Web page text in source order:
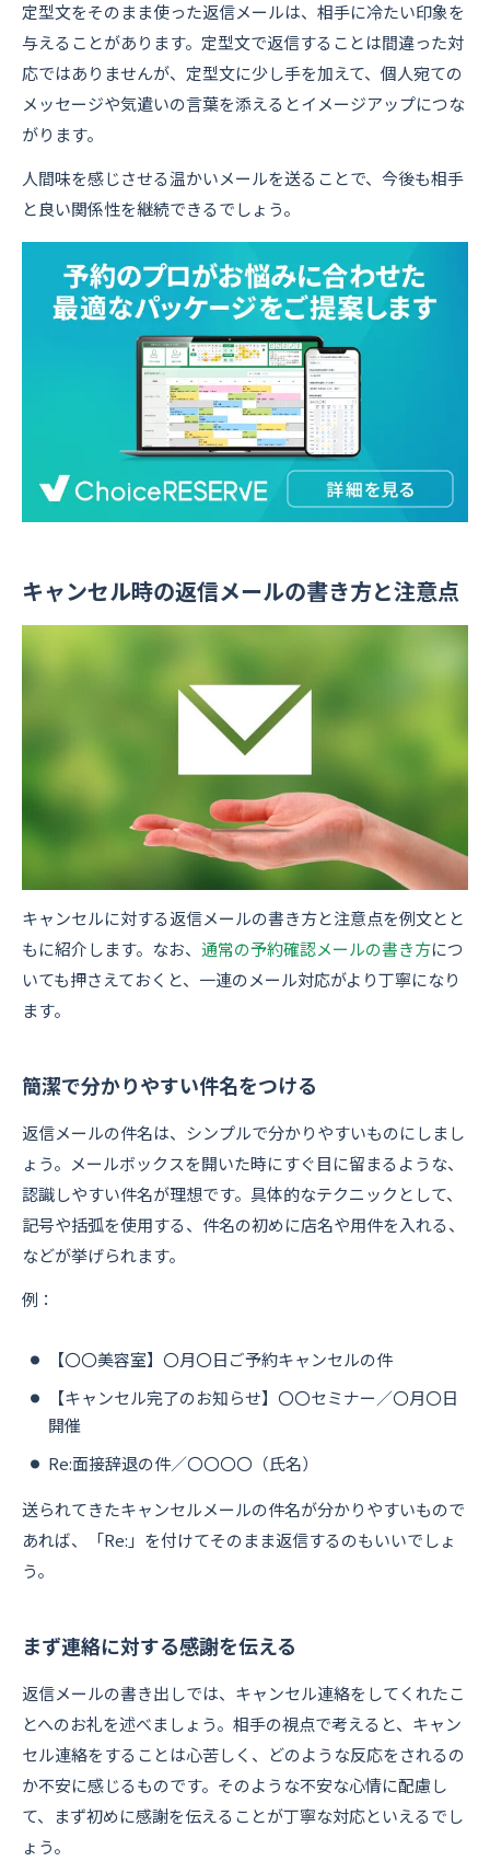
定型文をそのまま使った返信メールは、相手に冷たい印象を
与えることがあります。定型文で返信することは間違った対
応ではありませんが、定型文に少し手を加えて、個人宛ての
メッセージや気遣いの言葉を添えるとイメージアップにつな
がります。
人間味を感じさせる温かいメールを送ることで、今後も相手
と良い関係性を継続できるでしょう。
キャンセル時の返信メールの書き方と注意点
キャンセルに対する返信メールの書き方と注意点を例文とと
もに紹介します。なお、 通常の予約確認メールの書き方につ
いても押さえておくと、一連のメール対応がより丁寧になり
ます。
簡潔で分かりやすい件名をつける
返信メールの件名は、シンプルで分かりやすいものにしまし
ょう。メールボックスを開いた時にすぐ目に留まるような、
認識しやすい件名が理想です。具体的なテクニックとして、
記号や括弧を使用する、件名の初めに店名や用件を入れる、
などが挙げられます。
例：
【〇〇美容室】〇月〇日ご予約キャンセルの件
【キャンセル完了のお知らせ】〇〇セミナー／〇月〇日
開催
Re:面接辞退の件／〇〇〇〇（氏名）
送られてきたキャンセルメールの件名が分かりやすいもので
あれば、「Re:」を付けてそのまま返信するのもいいでしょ
う。
まず連絡に対する感謝を伝える
返信メールの書き出しでは、キャンセル連絡をしてくれたこ
とへのお礼を述べましょう。相手の視点で考えると、キャン
セル連絡をすることは心苦しく、どのような反応をされるの
か不安に感じるものです。そのような不安な心情に配慮し
て、まず初めに感謝を伝えることが丁寧な対応といえるでし
ょう。